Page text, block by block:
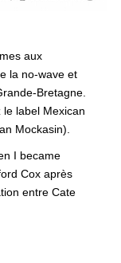
aux
la no-wave et
Bretagne.
label Mexican
Mockasin).
I became
Cox après
entre Cate